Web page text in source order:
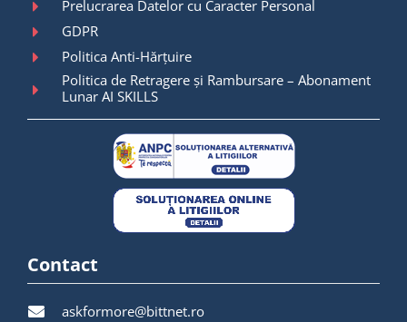
Prelucrarea Datelor cu Caracter Personal
GDPR
Politica Anti-Hărțuire
Politica de Retragere și Rambursare – Abonament
Lunar AI SKILLS
Contact
askformore@bittnet.ro